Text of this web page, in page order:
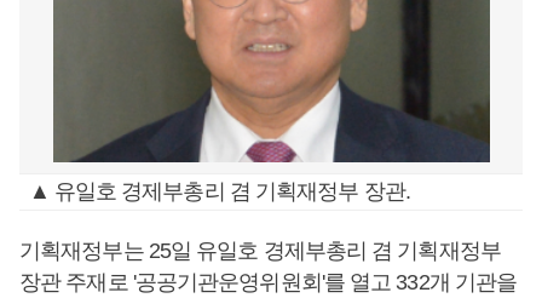
▲ 유일호 경제부총리 겸 기획재정부 장관.
기획재정부는 25일 유일호 경제부총리 겸 기획재정부
장관 주재로 '공공기관운영위원회'를 열고 332개 기관을